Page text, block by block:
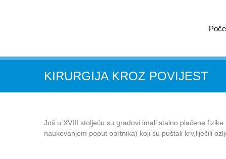
KIRURGIJA KROZ POVIJEST
Još u XVIII stoljeću su gradovi imali stalno plaćene
naukovanjem poput obrtnika) koji su puštali krv,liječili